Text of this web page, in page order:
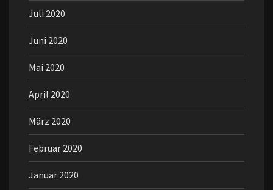
Juli 2020
Juni 2020
Mai 2020
April 2020
März 2020
Februar 2020
Januar 2020